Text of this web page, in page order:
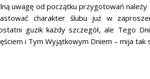
uwagę od początku przygotowań
charakter ślubu już w
guzik każdy szczegół, ale Tego
i Tym Wyjątkowym Dniem – mija tak